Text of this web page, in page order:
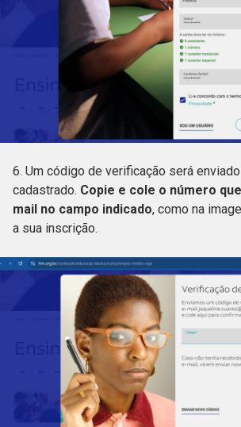
6. Um código de verificação será
cadastrado. Copie e cole o número
mail no campo indicado, como na
a sua inscrição.